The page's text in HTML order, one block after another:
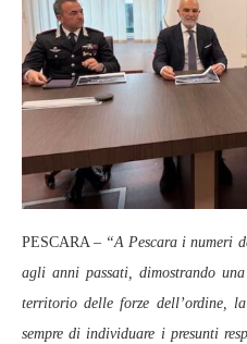
PESCARA – “A Pescara i numeri
agli anni passati, dimostrando
territorio delle forze dell’ordine,
sempre di individuare i presunti